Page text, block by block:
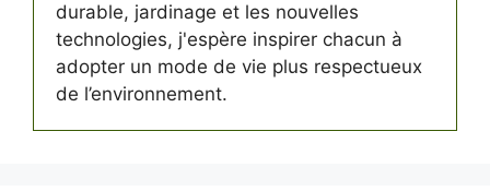
durable, jardinage et les nouvelles
technologies, j'espère inspirer chacun à
adopter un mode de vie plus respectueux
de l’environnement.